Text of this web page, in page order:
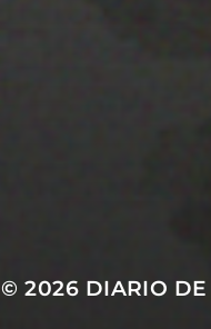
© 2026 DIARIO